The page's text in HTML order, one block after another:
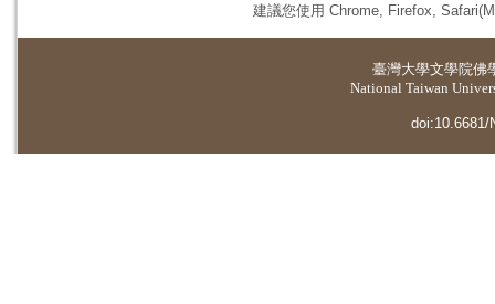
建議您使用 Chrome, Firefox,
臺灣大學文學院佛
National Taiwan
doi:10.6681/